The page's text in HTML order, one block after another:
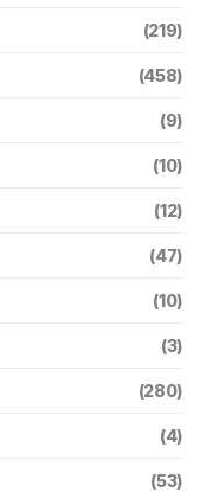
(219)
(458)
(9)
(10)
(12)
(47)
(10)
(3)
(280)
(4)
(53)